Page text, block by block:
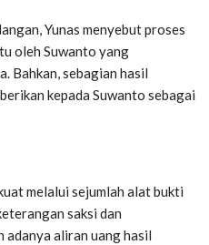
Yunas menyebut proses
oleh Suwanto yang
Bahkan, sebagian hasil
kepada Suwanto sebagai
melalui sejumlah alat bukti
saksi dan
adanya aliran uang hasil